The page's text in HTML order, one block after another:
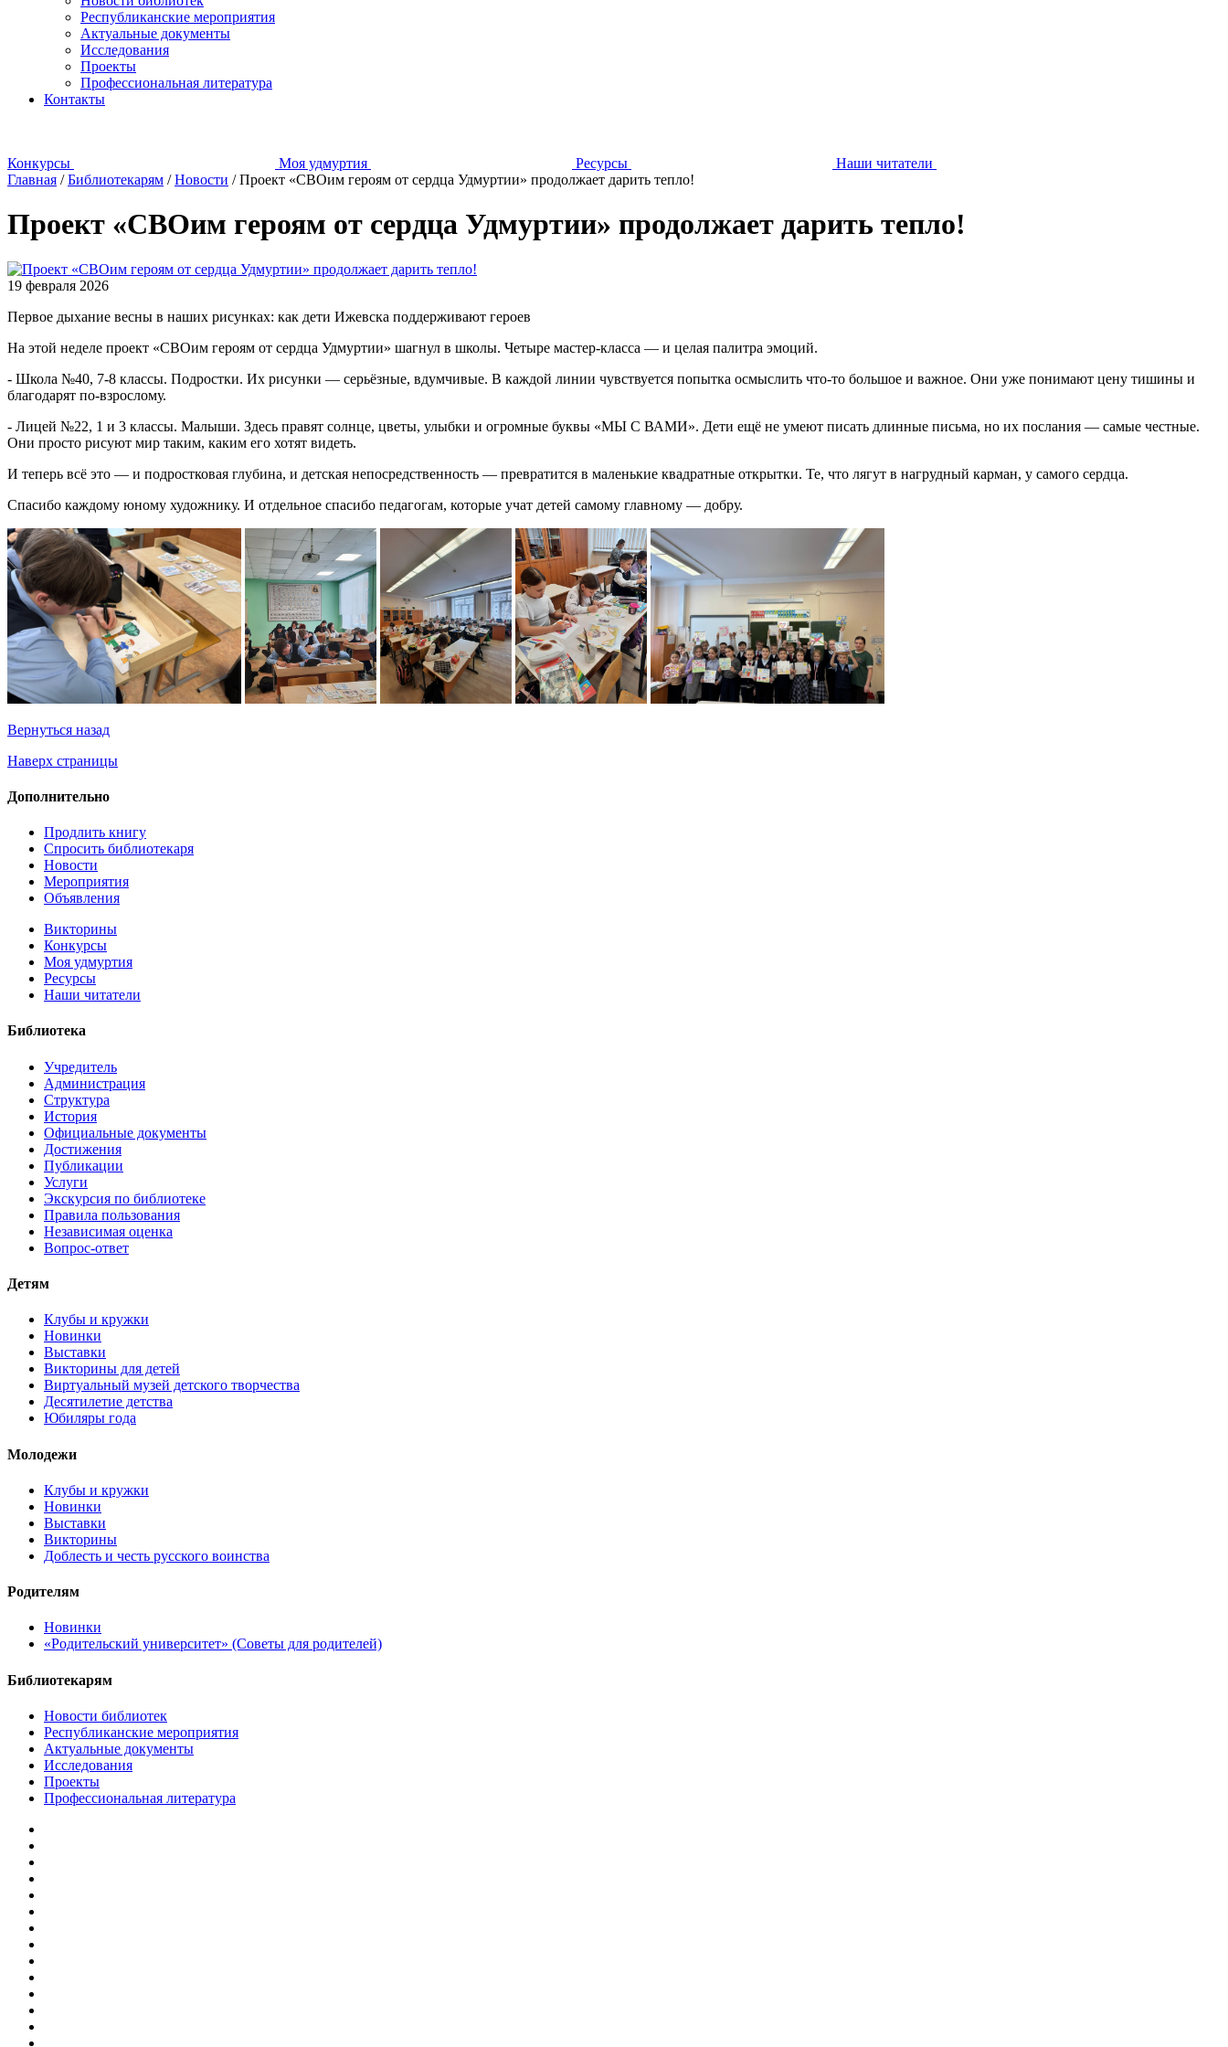
Республиканские мероприятия
Актуальные документы
Исследования
Проекты
Профессиональная литература
Контакты
Конкурсы Моя удмуртия Ресурсы
Наши читатели
Главная /Библиотекарям /Новости /Проект «СВОим героям от сердца Удмуртии» продолжает дарить тепло!
Проект «СВОим героям от сердца Удмуртии» продолжает дарить тепло!
19 февраля 2026
Первое дыхание весны в наших рисунках: как дети Ижевска поддерживают героев
На этой неделе проект «СВОим героям от сердца Удмуртии» шагнул в школы. Четыре мастер-класса — и целая палитра эмоций.
- Школа №40, 7-8 классы. Подростки. Их рисунки — серьёзные, вдумчивые. В каждой линии чувствуется попытка осмыслить что-то большое и важное. Они уже понимают цену тишины и
благодарят по-взрослому.
- Лицей №22, 1 и 3 классы. Малыши. Здесь правят солнце, цветы, улыбки и огромные буквы «МЫ С ВАМИ». Дети ещё не умеют писать длинные письма, но их послания — самые честные.
Они просто рисуют мир таким, каким его хотят видеть.
И теперь всё это — и подростковая глубина, и детская непосредственность — превратится в маленькие квадратные открытки. Те, что лягут в нагрудный карман, у самого сердца.
Спасибо каждому юному художнику. И отдельное спасибо педагогам, которые учат детей самому главному — добру.
Вернуться назад
Наверх страницы
Дополнительно
Продлить книгу
Спросить библиотекаря
Новости
Мероприятия
Объявления
Викторины
Конкурсы
Моя удмуртия
Ресурсы
Наши читатели
Библиотека
Учредитель
Администрация
Структура
История
Официальные документы
Достижения
Публикации
Услуги
Экскурсия по библиотеке
Правила пользования
Независимая оценка
Вопрос-ответ
Детям
Клубы и кружки
Новинки
Выставки
Викторины для детей
Виртуальный музей детского творчества
Десятилетие детства
Юбиляры года
Молодежи
Клубы и кружки
Новинки
Выставки
Викторины
Доблесть и честь русского воинства
Родителям
Новинки
«Родительский университет» (Советы для родителей)
Библиотекарям
Новости библиотек
Республиканские мероприятия
Актуальные документы
Исследования
Проекты
Профессиональная литература